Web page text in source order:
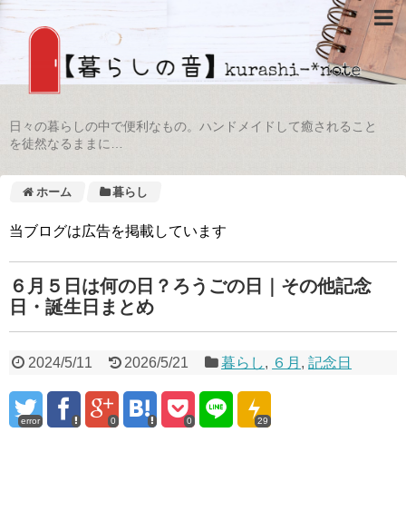
日々の暮らしの中で便利なもの。ハンドメイドして癒されること
を徒然なるままに…
ホーム 暮らし
当ブログは広告を掲載しています
６月５日は何の日？ろうごの日｜その他記念
日・誕生日まとめ
2024/5/11 2026/5/21 暮らし, ６月 ,記念日
error 0 0 29